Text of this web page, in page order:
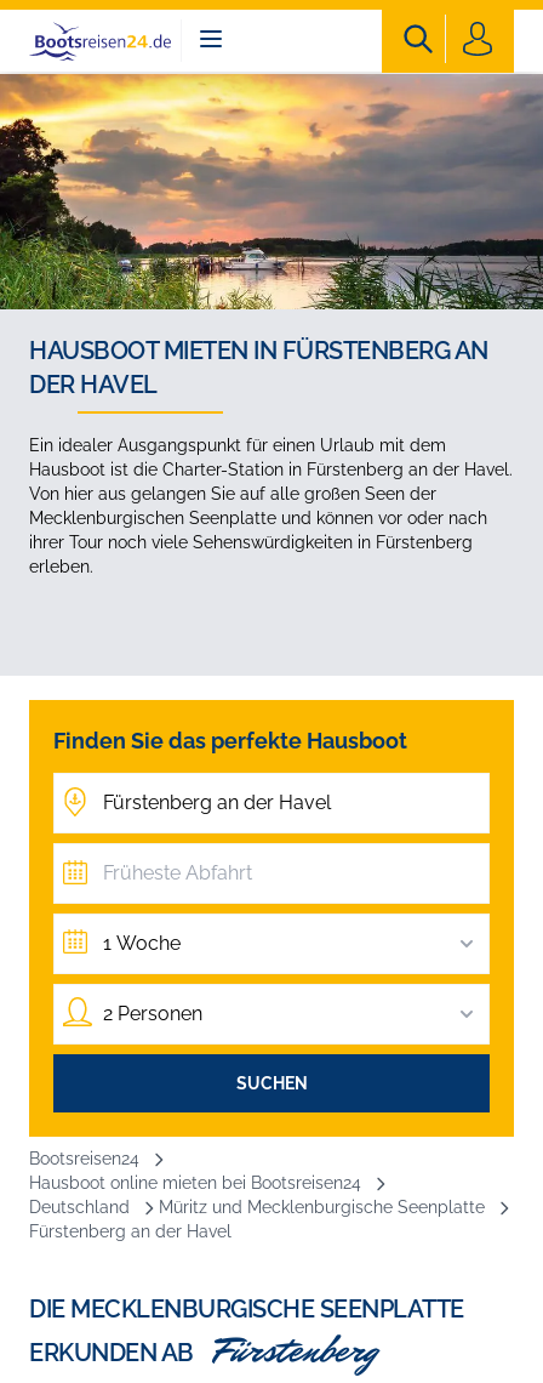
Bootsreisen24
HAUSBOOT MIETEN IN FÜRSTENBERG AN
DER HAVEL
Ein idealer Ausgangspunkt für einen Urlaub mit dem
Hausboot ist die Charter-Station in Fürstenberg an der Havel.
Von hier aus gelangen Sie auf alle großen Seen der
Mecklenburgischen Seenplatte und können vor oder nach
ihrer Tour noch viele Sehenswürdigkeiten in Fürstenberg
erleben.
Finden Sie das perfekte Hausboot
1 Woche
2 Personen
SUCHEN
Bootsreisen24
Hausboot online mieten bei Bootsreisen24
Deutschland
Müritz und Mecklenburgische Seenplatte
Fürstenberg an der Havel
DIE MECKLENBURGISCHE SEENPLATTE
ERKUNDEN AB
Fürstenberg